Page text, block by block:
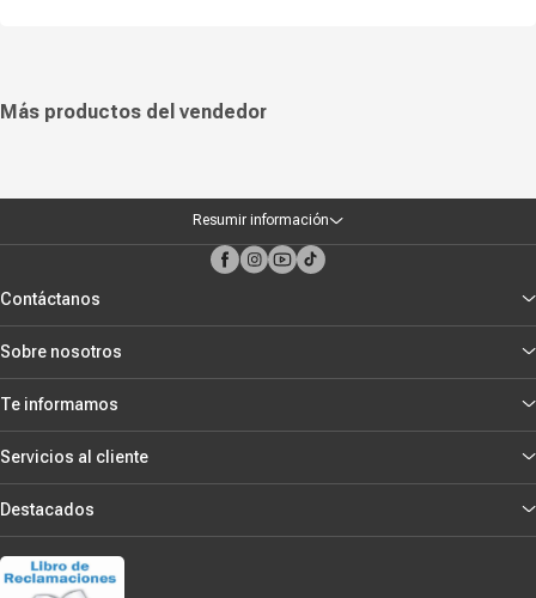
Más productos del vendedor
Resumir información
Contáctanos
Sobre nosotros
Te informamos
Servicios al cliente
Destacados